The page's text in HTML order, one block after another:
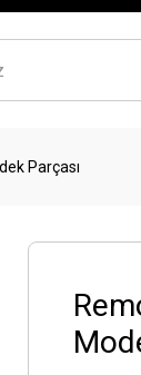
Parçası